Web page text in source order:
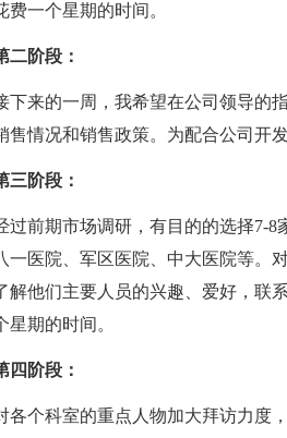
费一个星期的时间。
二阶段：
下来的一周，我希望在公司领导的
售情况和销售政策。为配合公司开
三阶段：
过前期市场调研，有目的的选择7-
一医院、军区医院、中大医院等。
解他们主要人员的兴趣、爱好，联
星期的时间。
四阶段：
各个科室的重点人物加大拜访力度